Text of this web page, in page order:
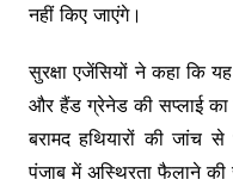
नहीं किए जाएंगे।
सुरक्षा एजेंसियों ने कहा कि यह
और हैंड ग्रेनेड की सप्लाई का
बरामद हथियारों की जांच
पंजाब में अस्थिरता फैलाने की